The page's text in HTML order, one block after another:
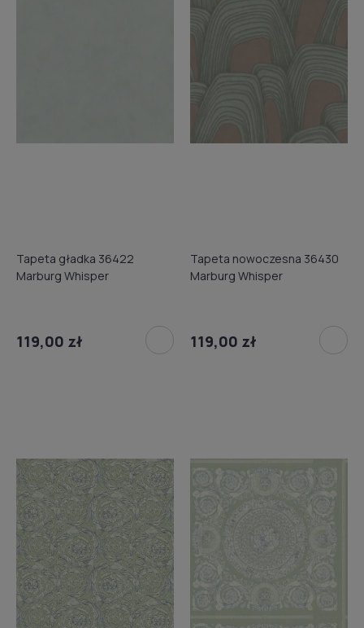
Tapeta gładka 36422
Marburg Whisper
119,00 zł
Tapeta nowoczesna 36430
Marburg Whisper
119,00 zł